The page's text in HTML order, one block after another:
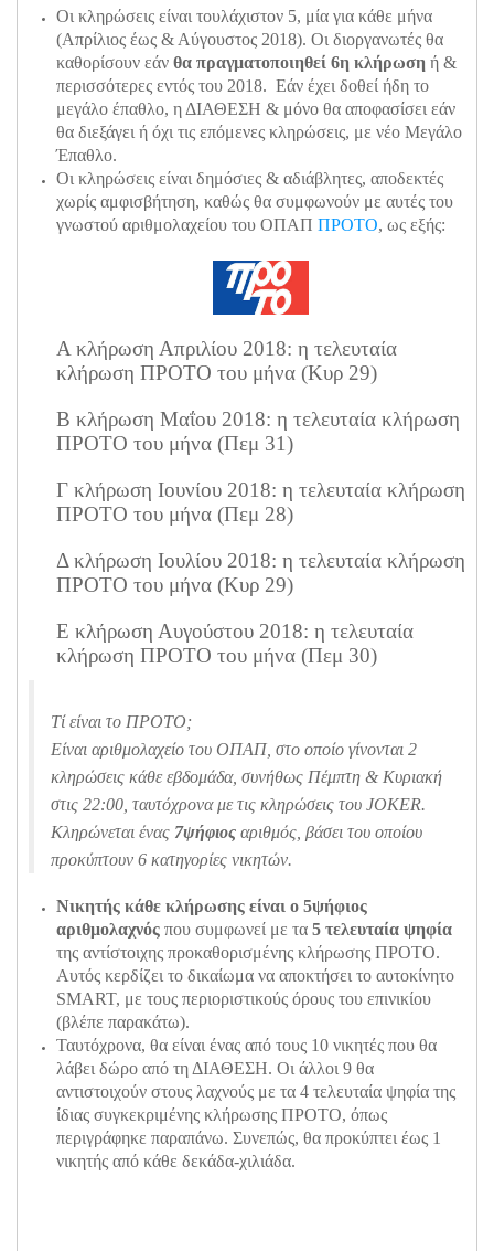
Οι κληρώσεις είναι τουλάχιστον 5, μία για κάθε μήνα
(Απρίλιος έως & Αύγουστος 2018). Οι διοργανωτές θα
καθορίσουν εάν θα πραγματοποιηθεί 6η κλήρωση ή &
περισσότερες εντός του 2018. Εάν έχει δοθεί ήδη το
μεγάλο έπαθλο, η ΔΙΑΘΕΣΗ & μόνο θα αποφασίσει εάν
θα διεξάγει ή όχι τις επόμενες κληρώσεις, με νέο Μεγάλο
Έπαθλο.
Οι κληρώσεις είναι δημόσιες & αδιάβλητες, αποδεκτές
χωρίς αμφισβήτηση, καθώς θα συμφωνούν με αυτές του
γνωστού αριθμολαχείου του ΟΠΑΠ ΠΡΟΤΟ, ως εξής:
Α κλήρωση Απριλίου 2018: η τελευταία
κλήρωση ΠΡΟΤΟ του μήνα (Κυρ 29)
Β κλήρωση Μαΐου 2018: η τελευταία κλήρωση
ΠΡΟΤΟ του μήνα (Πεμ 31)
Γ κλήρωση Ιουνίου 2018: η τελευταία κλήρωση
ΠΡΟΤΟ του μήνα (Πεμ 28)
Δ κλήρωση Ιουλίου 2018: η τελευταία κλήρωση
ΠΡΟΤΟ του μήνα (Κυρ 29)
Ε κλήρωση Αυγούστου 2018: η τελευταία
κλήρωση ΠΡΟΤΟ του μήνα (Πεμ 30)
Τί είναι το ΠΡΟΤΟ;
Είναι αριθμολαχείο του ΟΠΑΠ, στο οποίο γίνονται 2
κληρώσεις κάθε εβδομάδα, συνήθως Πέμπτη & Κυριακή
στις 22:00, ταυτόχρονα με τις κληρώσεις του JOKER.
Κληρώνεται ένας 7ψήφιος αριθμός, βάσει του οποίου
προκύπτουν 6 κατηγορίες νικητών.
Νικητής κάθε κλήρωσης είναι ο 5ψήφιος
αριθμολαχνός που συμφωνεί με τα 5 τελευταία ψηφία
της αντίστοιχης προκαθορισμένης κλήρωσης ΠΡΟΤΟ.
Αυτός κερδίζει το δικαίωμα να αποκτήσει το αυτοκίνητο
SMART, με τους περιοριστικούς όρους του επινικίου
(βλέπε παρακάτω).
Ταυτόχρονα, θα είναι ένας από τους 10 νικητές που θα
λάβει δώρο από τη ΔΙΑΘΕΣΗ. Οι άλλοι 9 θα
αντιστοιχούν στους λαχνούς με τα 4 τελευταία ψηφία της
ίδιας συγκεκριμένης κλήρωσης ΠΡΟΤΟ, όπως
περιγράφηκε παραπάνω. Συνεπώς, θα προκύπτει έως 1
νικητής από κάθε δεκάδα-χιλιάδα.